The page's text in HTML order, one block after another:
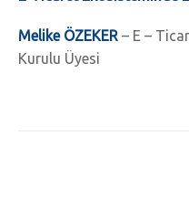
Melike ÖZEKER – E –
Kurulu Üyesi